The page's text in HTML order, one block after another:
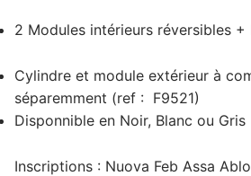
2 Modules intérieurs réversibles +
Cylindre et module extérieur à
séparemment (ref : F9521)
Disponnible en Noir, Blanc ou Gris
Inscriptions : Nuova Feb Assa